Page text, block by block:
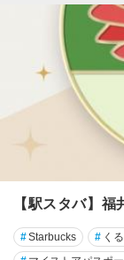
【駅スタバ】
#Starbucks # く